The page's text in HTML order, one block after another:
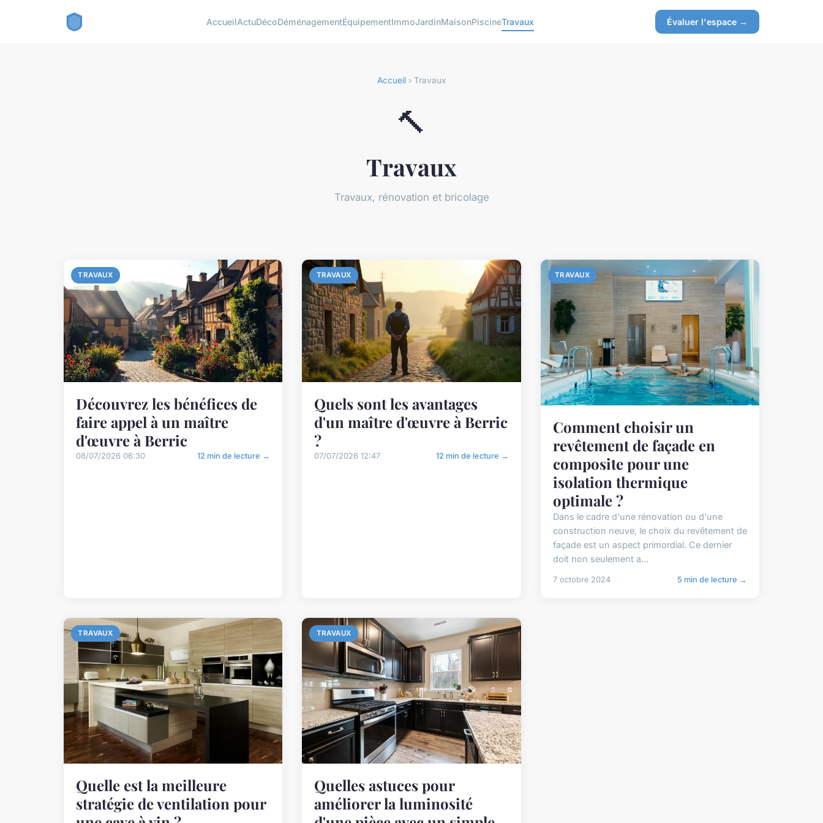
AccueilActuDécoDéménagementÉquipementImmoJardinMaisonPiscineTravaux Évaluer l'espace →
Accueil › Travaux
🔨
Travaux
Travaux, rénovation et bricolage
TRAVAUX
Découvrez les bénéfices de
faire appel à un maître
d'œuvre à Berric
08/07/2026 06:30 12 min de lecture →
TRAVAUX
Quels sont les avantages
d'un maître d'œuvre à Berric
?
07/07/2026 12:47 12 min de lecture →
TRAVAUX
Comment choisir un
revêtement de façade en
composite pour une
isolation thermique
optimale ?
Dans le cadre d'une rénovation ou d'une
construction neuve, le choix du revêtement de
façade est un aspect primordial. Ce dernier
doit non seulement a...
7 octobre 2024 5 min de lecture →
TRAVAUX
Quelle est la meilleure
stratégie de ventilation pour
TRAVAUX
Quelles astuces pour
améliorer la luminosité